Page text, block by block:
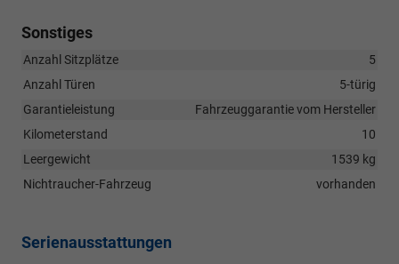
Sonstiges
Anzahl Sitzplätze
5
Anzahl Türen
5-türig
Garantieleistung
Fahrzeuggarantie vom Hersteller
Kilometerstand
10
Leergewicht
1539 kg
Nichtraucher-Fahrzeug
vorhanden
Serienausstattungen